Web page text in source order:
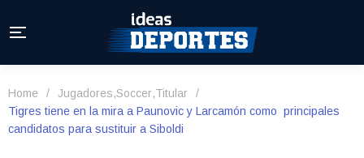
Home / Jugadores,Soccer,Titular
/
Tigres tiene en la mira a Paunovic y Larcamón como principales
candidatos para sustituir a Siboldi